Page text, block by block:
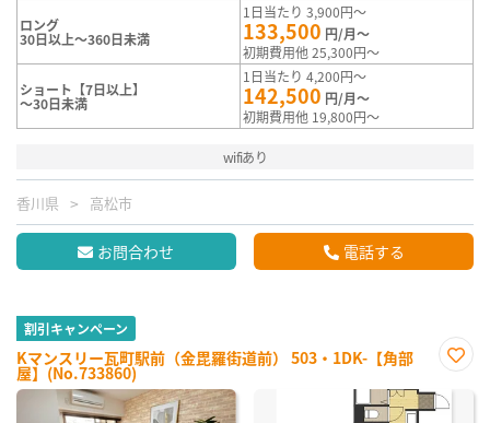
ロング
30日以上～360日未満
1日当たり 3,900円～
133,500 円/月～
初期費用他 25,300円～
ショート【7日以上】
～30日未満
1日当たり 4,200円～
142,500 円/月～
初期費用他 19,800円～
wifiあり
香川県 高松市
お問合わせ 電話する
割引キャンペーン
Kマンスリー瓦町駅前（金毘羅街道前） 503・1DK-【角部
屋】(No.733860)
に入
り登